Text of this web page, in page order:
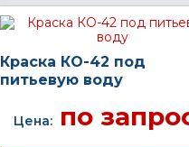
Краска КО-42 под
питьевую воду
Цена:по